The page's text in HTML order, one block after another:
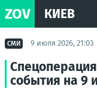
ZOV КИЕВ
СМИ 9 июля 2026, 21:03
события на 9